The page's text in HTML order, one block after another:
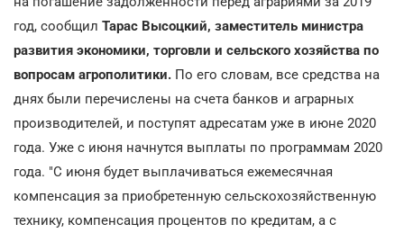
год, сообщил Тарас Высоцкий, заместитель министра
развития экономики, торговли и сельского хозяйства по
вопросам агрополитики. По его словам, все средства на
днях были перечислены на счета банков и аграрных
производителей, и поступят адресатам уже в июне 2020
года. Уже с июня начнутся выплаты по программам 2020
года. "С июня будет выплачиваться ежемесячная
компенсация за приобретенную сельскохозяйственную
технику, компенсация процентов по кредитам, а с